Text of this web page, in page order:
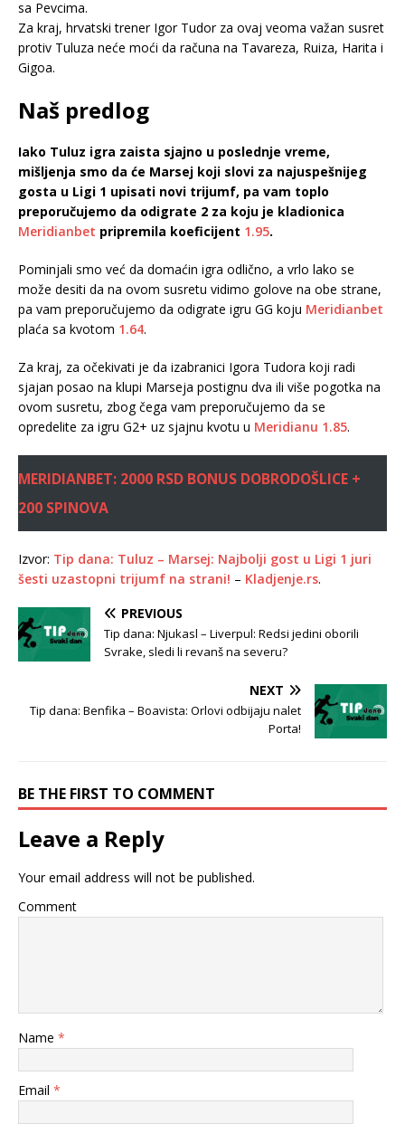
sa Pevcima.
Za kraj, hrvatski trener Igor Tudor za ovaj veoma važan susret
protiv Tuluza neće moći da računa na Tavareza, Ruiza, Harita i
Gigoa.
Naš predlog
Iako Tuluz igra zaista sjajno u poslednje vreme,
mišljenja smo da će Marsej koji slovi za najuspešnijeg
gosta u Ligi 1 upisati novi trijumf, pa vam toplo
preporučujemo da odigrate 2 za koju je kladionica
Meridianbet pripremila koeficijent 1.95.
Pominjali smo već da domaćin igra odlično, a vrlo lako se
može desiti da na ovom susretu vidimo golove na obe strane,
pa vam preporučujemo da odigrate igru GG koju Meridianbet
plaća sa kvotom 1.64.
Za kraj, za očekivati je da izabranici Igora Tudora koji radi
sjajan posao na klupi Marseja postignu dva ili više pogotka na
ovom susretu, zbog čega vam preporučujemo da se
opredelite za igru G2+ uz sjajnu kvotu u Meridianu 1.85.
MERIDIANBET: 2000 RSD BONUS DOBRODOŠLICE +
200 SPINOVA
Izvor: Tip dana: Tuluz – Marsej: Najbolji gost u Ligi 1 juri
šesti uzastopni trijumf na strani! – Kladjenje.rs.
PREVIOUS
Tip dana: Njukasl – Liverpul: Redsi jedini oborili
Svrake, sledi li revanš na severu?
NEXT
Tip dana: Benfika – Boavista: Orlovi odbijaju nalet
Porta!
BE THE FIRST TO COMMENT
Leave a Reply
Your email address will not be published.
Comment
Name *
Email *